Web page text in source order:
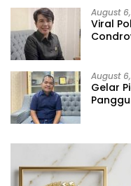
August
Viral
August
Gelar